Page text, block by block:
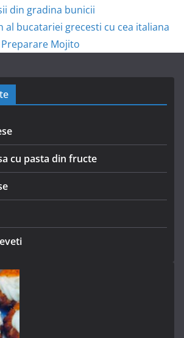
din gradina bunicii
al bucatariei grecesti cu cea italiana
Preparare Mojito
cu pasta din fructe